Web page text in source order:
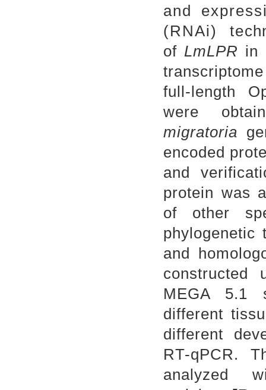
and
(RNAi)
of LmLPR in
full-length
were
migratoria
encoded
and
protein was
of other
phylogenetic
and
constructed
MEGA 5.1
different
different
RT-qPCR.
analyzed